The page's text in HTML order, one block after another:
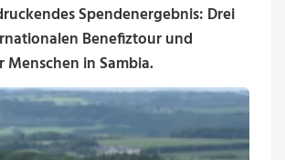
Spendenergebnis: Drei
Benefiztour und
in Sambia.